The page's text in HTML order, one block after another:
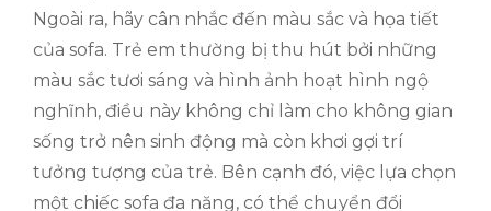
Ngoài ra, hãy cân nhắc đến màu sắc và họa tiết
của sofa. Trẻ em thường bị thu hút bởi những
màu sắc tươi sáng và hình ảnh hoạt hình ngộ
nghĩnh, điều này không chỉ làm cho không gian
sống trở nên sinh động mà còn khơi gợi trí
tưởng tượng của trẻ. Bên cạnh đó, việc lựa chọn
một chiếc sofa đa năng, có thể chuyển đổi